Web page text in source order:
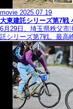
movie 2025.07.19
大東建託シリーズ第7戦
6月29日、埼玉県秩父市
託シリーズ第7戦。最高